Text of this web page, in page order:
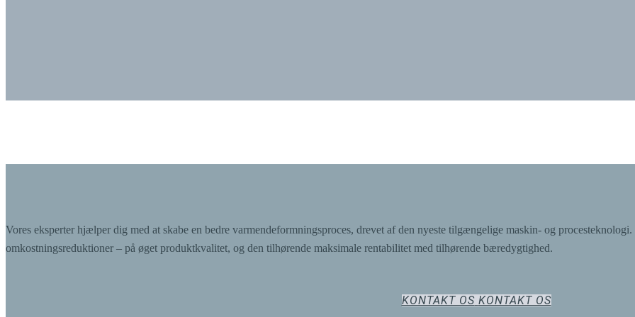
Vores eksperter hjælper dig med at skabe en bedre varmendeformningsproces, drevet af den nyeste tilgængelige maskin- og
omkostningsreduktioner – på øget produktkvalitet, og den tilhørende maksimale rentabilitet med tilhørende bæredygtighed.
KONTAKT OS KONTAKT OS